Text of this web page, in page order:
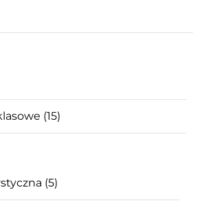
(15)
(5)